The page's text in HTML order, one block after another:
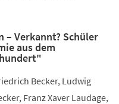
– Verkannt? Schüler
aus dem
Becker, Ludwig
Franz Xaver Laudage,